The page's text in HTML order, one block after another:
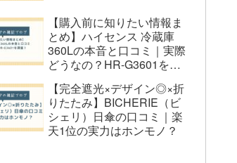
【購入前に知りたい情報ま
とめ】ハイセンス 冷蔵庫
360Lの本音と口コミ｜実際
どうなの？HR-G3601を調
【完全遮光×デザイン◎×折
りたたみ】BICHERIE（ビ
シェリ）日傘の口コミ｜楽
天1位の実力はホンモノ？